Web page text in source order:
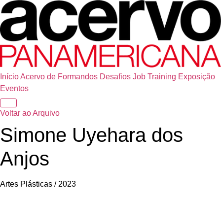
InícioAcervo de Formandos Desafios Job Training Exposição
Eventos
Voltar ao Arquivo
Simone Uyehara dos
Anjos
Artes Plásticas / 2023